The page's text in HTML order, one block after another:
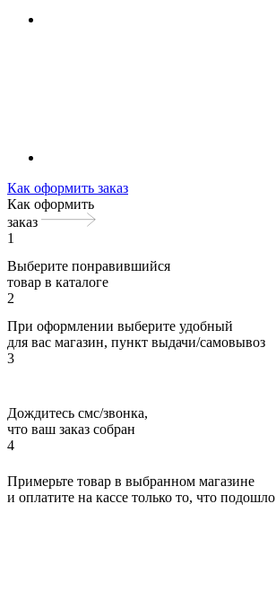
Как оформить заказ
Как оформить
заказ
1
Выберите понравившийся
товар в каталоге
2
При оформлении выберите удобный
для вас магазин, пункт выдачи/самовывоз
3
Дождитесь смс/звонка,
что ваш заказ собран
4
Примерьте товар в выбранном магазине
и оплатите на кассе только то, что подошло